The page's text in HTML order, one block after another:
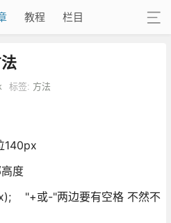
教程 栏目
标签: 方法
140px
度
"+或-"两边要有空格 不然不